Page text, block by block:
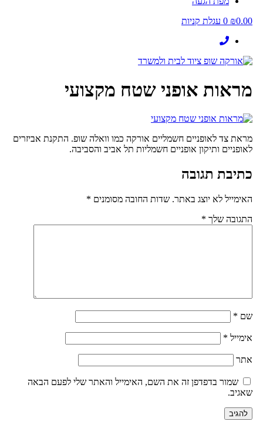
₪0.00
0 עגלת קניות
מראות אופני שטח מקצועי
מראת צד לאופניים חשמליים אורקה כמו וואלה שופ. התקנת אביזרים
לאופניים ותיקון אופניים חשמליות תל אביב והסביבה.
כתיבת תגובה
האימייל לא יוצג באתר. שדות החובה מסומנים *
התגובה שלך *
שם *
אימייל *
אתר
שמור בדפדפן זה את השם, האימייל והאתר שלי לפעם הבאה
שאגיב.